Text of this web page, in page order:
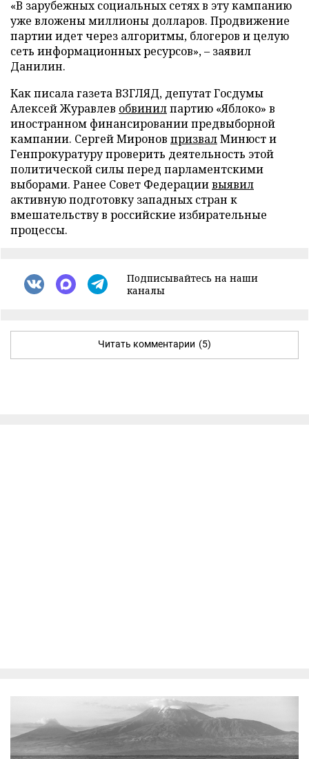
«В зарубежных социальных сетях в эту кампанию
уже вложены миллионы долларов. Продвижение
партии идет через алгоритмы, блогеров и целую
сеть информационных ресурсов», – заявил
Данилин.
Как писала газета ВЗГЛЯД, депутат Госдумы
Алексей Журавлев обвинилпартию «Яблоко» в
иностранном финансировании предвыборной
кампании. Сергей Миронов призвалМинюст и
Генпрокуратуру проверить деятельность этой
политической силы перед парламентскими
выборами. Ранее Совет Федерациивыявил
активную подготовку западных стран к
вмешательству в российские избирательные
процессы.
Подписывайтесь на наши
каналы
Читать комментарии (5)